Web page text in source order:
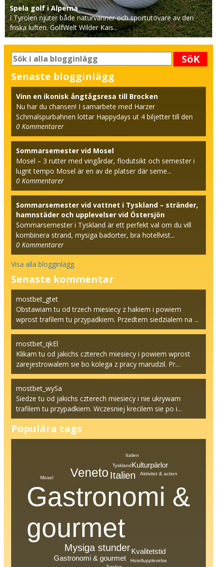
Spela golf i Alperna
I Tyrolen njuter både naturvänner och sportutövare av den
friska luften. GolfWelt Wilder Kais...
SöK
Senaste blogginlägg
Vinn en ikonisk ångtågsresa till Brocken
Nu har du chansen! I samarbete med Harzer
Schmalspurbahnen lottar Happydays ut 4 biljetter till den
beröm...
0 Kommentarer
Sommarsemester vid Mosel
Mosel – 3 rutter med vingårdar, flodutsikt och semester i
lugnt tempo Mosel är en av de platser där seme...
0 Kommentarer
Sommarsemester vid vattnet i Tyskland – stränder,
hamnstäder och upplevelser vid Östersjön
Sommarsemester i Tyskland är ett perfekt val om du vill
kombinera strand, mysiga badorter, bra hotellvist...
0 Kommentarer
Visa alla blogginlägg
Senaste kommentar
mostbet_gtet
Obstawiam tu od trzech miesiecy z hakiem i powiem
wprost trafilem tu przypadkiem. Przedtem siedzialem na ...
mostbet_qkEl
Klikam tu od jakichs czterech miesiecy i powiem wprost
zarejestrowalem sie bo kolega z pracy marudzil. Pr...
mostbet_wySa
Siedze tu od jakichs czterech miesiecy i nie ukrywam
trafilem tu przypadkiem. Wczesniej krecilem sie po i...
Populära tags
Gastronomi &
gourmet
Veneto Italien
Mysiga stunder
Gastronomi & gourmet
Kvalitetstid
Kulturpärlor
Aktivitet & action
Hotellupplevelse
Tyskland
Italien
Mosel